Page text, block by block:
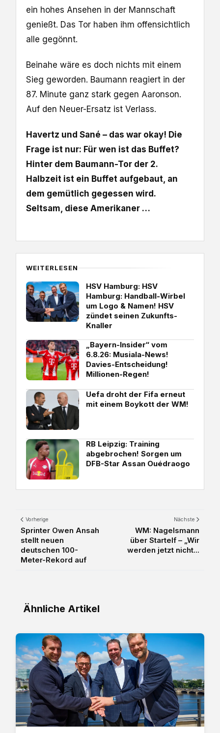
ein hohes Ansehen in der Mannschaft
genießt. Das Tor haben ihm offensichtlich
alle gegönnt.
Beinahe wäre es doch nichts mit einem
Sieg geworden. Baumann reagiert in der
87. Minute ganz stark gegen Aaronson.
Auf den Neuer-Ersatz ist Verlass.
Havertz und Sané – das war okay! Die
Frage ist nur: Für wen ist das Buffet?
Hinter dem Baumann-Tor der 2.
Halbzeit ist ein Buffet aufgebaut, an
dem gemütlich gegessen wird.
Seltsam, diese Amerikaner …
WEITERLESEN
HSV Hamburg: HSV
Hamburg: Handball-Wirbel
um Logo & Namen! HSV
zündet seinen Zukunfts-
Knaller
„Bayern-Insider“ vom
6.8.26: Musiala-News!
Davies-Entscheidung!
Millionen-Regen!
Uefa droht der Fifa erneut
mit einem Boykott der WM!
RB Leipzig: Training
abgebrochen! Sorgen um
DFB-Star Assan Ouédraogo
Vorherige
Sprinter Owen Ansah
stellt neuen
deutschen 100-
Meter-Rekord auf
Nächste
WM: Nagelsmann
über Startelf – „Wir
werden jetzt nicht...
Ähnliche Artikel